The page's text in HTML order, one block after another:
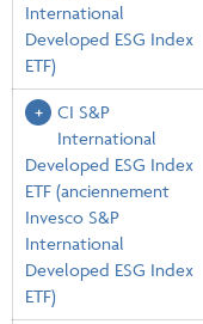
International
Developed ESG Index
ETF)
CI S&P
International
Developed ESG Index
ETF (anciennement
Invesco S&P
International
Developed ESG Index
ETF)